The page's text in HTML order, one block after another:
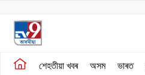
শেহতীয়া খবৰ অসম ভাৰত
শেহতীয়া খবৰ